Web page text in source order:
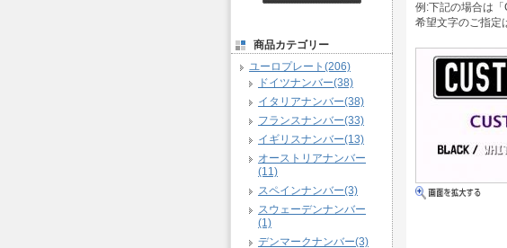
商品カテゴリー
ユーロプレート(206)
ドイツナンバー(38)
イタリアナンバー(38)
フランスナンバー(33)
イギリスナンバー(13)
オーストリアナンバー
(11)
スペインナンバー(3)
スウェーデンナンバー
(1)
デンマークナンバー(3)
例:下記の場合は「
希望文字のご指定